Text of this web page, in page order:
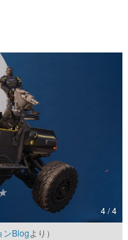
ームの魅力を画面や操作の
く、硬派で骨太な評論連載
」… ゲームにまつわる言葉
ューター文化史研究家・タ
4 / 4
ンBlogより）